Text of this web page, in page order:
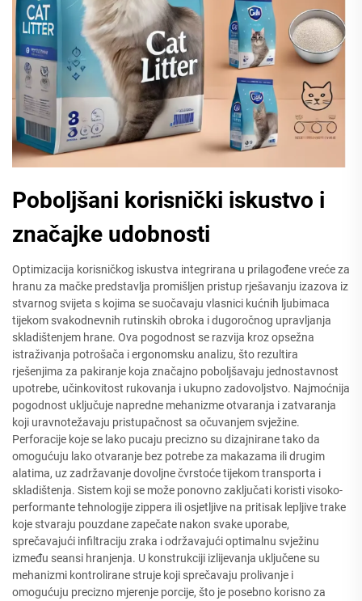
Poboljšani korisnički iskustvo i
značajke udobnosti
Optimizacija korisničkog iskustva integrirana u prilagođene vreće za
hranu za mačke predstavlja promišljen pristup rješavanju izazova iz
stvarnog svijeta s kojima se suočavaju vlasnici kućnih ljubimaca
tijekom svakodnevnih rutinskih obroka i dugoročnog upravljanja
skladištenjem hrane. Ova pogodnost se razvija kroz opsežna
istraživanja potrošača i ergonomsku analizu, što rezultira
rješenjima za pakiranje koja značajno poboljšavaju jednostavnost
upotrebe, učinkovitost rukovanja i ukupno zadovoljstvo. Najmoćnija
pogodnost uključuje napredne mehanizme otvaranja i zatvaranja
koji uravnotežavaju pristupačnost sa očuvanjem svježine.
Perforacije koje se lako pucaju precizno su dizajnirane tako da
omogućuju lako otvaranje bez potrebe za makazama ili drugim
alatima, uz zadržavanje dovoljne čvrstoće tijekom transporta i
skladištenja. Sistem koji se može ponovno zaključati koristi visoko-
performante tehnologije zippera ili osjetljive na pritisak lepljive trake
koje stvaraju pouzdane zapečate nakon svake uporabe,
sprečavajući infiltraciju zraka i održavajući optimalnu svježinu
između seansi hranjenja. U konstrukciji izlijevanja uključene su
mehanizmi kontrolirane struje koji sprečavaju prolivanje i
omogućuju precizno mjerenje porcije, što je posebno korisno za